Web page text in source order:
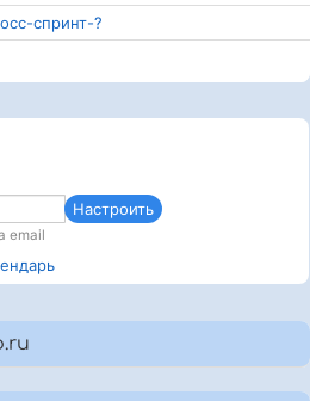
спринт-?
Настроить
email